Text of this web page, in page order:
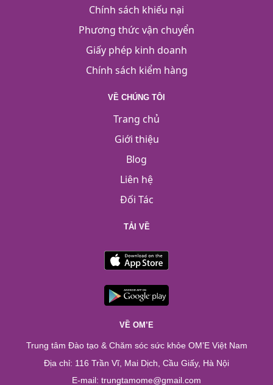
Chính sách khiếu nại
Phương thức vận chuyển
Giấy phép kinh doanh
Chính sách kiểm hàng
VỀ CHÚNG TÔI
Trang chủ
Giới thiệu
Blog
Liên hệ
Đối Tác
TẢI VỀ
VỀ OM’E
Trung tâm Đào tạo & Chăm sóc sức khỏe OM’E Việt Nam
Địa chỉ: 116 Trần Vĩ, Mai Dịch, Cầu Giấy, Hà Nội
E-mail: trungtamome@gmail.com